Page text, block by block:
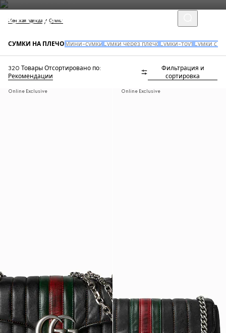
Женская одежда Сумки
СУМКИ НА ПЛЕЧО Мини-сумки Сумки через плечо Сумки-тоут Сумки с
320 Товары Отсортировано по:
Рекомендации
Фильтрация и
сортировка
Online Exclusive Online Exclusive